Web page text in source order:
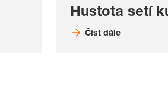
Hustota setí
Číst dále